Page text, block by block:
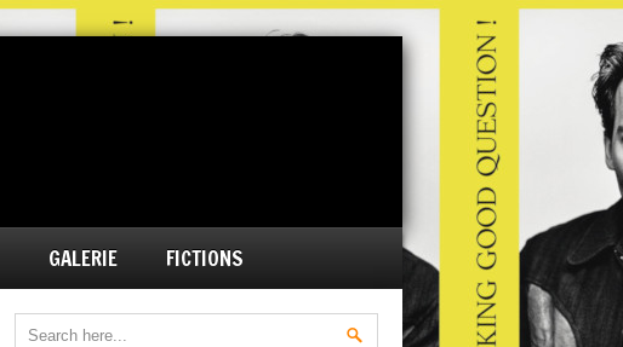
GALERIE FICTIONS